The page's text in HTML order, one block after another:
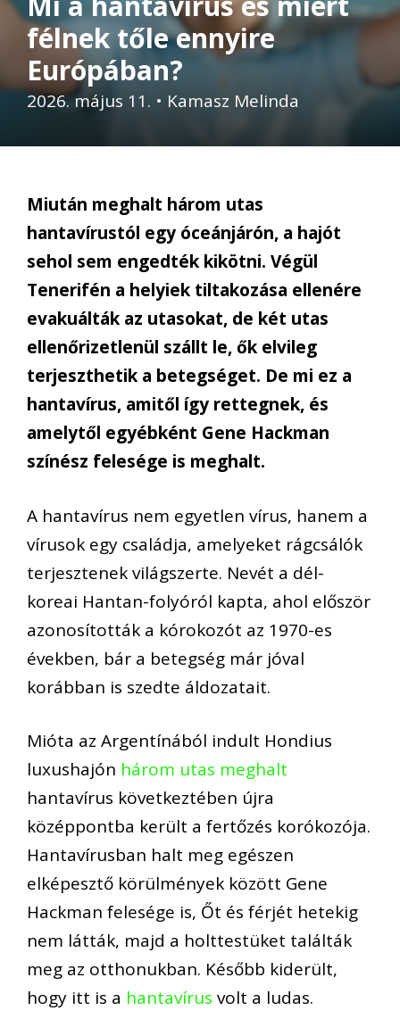
félnek tőle ennyire
Európában?
2026. május 11. • Kamasz Melinda
Miután meghalt három utas
hantavírustól egy óceánjárón, a hajót
sehol sem engedték kikötni. Végül
Tenerifén a helyiek tiltakozása ellenére
evakuálták az utasokat, de két utas
ellenőrizetlenül szállt le, ők elvileg
terjeszthetik a betegséget. De mi ez a
hantavírus, amitől így rettegnek, és
amelytől egyébként Gene Hackman
színész felesége is meghalt.
A hantavírus nem egyetlen vírus, hanem a
vírusok egy családja, amelyeket rágcsálók
terjesztenek világszerte. Nevét a dél-
koreai Hantan-folyóról kapta, ahol először
azonosították a kórokozót az 1970-es
években, bár a betegség már jóval
korábban is szedte áldozatait.
Mióta az Argentínából indult Hondius
luxushajón három utas meghalt
hantavírus következtében újra
középpontba került a fertőzés korókozója.
Hantavírusban halt meg egészen
elképesztő körülmények között Gene
Hackman felesége is, Őt és férjét hetekig
nem látták, majd a holttestüket találták
meg az otthonukban. Később kiderült,
hogy itt is a hantavírus volt a ludas.